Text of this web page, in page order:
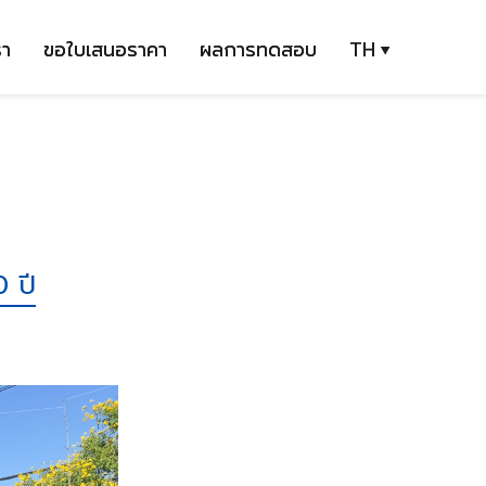
ขอใบเสนอราคา ผลการทดสอบ TH
ปี